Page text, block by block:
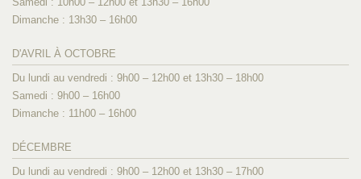
Dimanche : 13h30 – 16h00
D'AVRIL À OCTOBRE
Du lundi au vendredi : 9h00 – 12h00 et 13h30 – 18h00
Samedi : 9h00 – 16h00
Dimanche : 11h00 – 16h00
DÉCEMBRE
Du lundi au vendredi : 9h00 – 12h00 et 13h30 – 17h00